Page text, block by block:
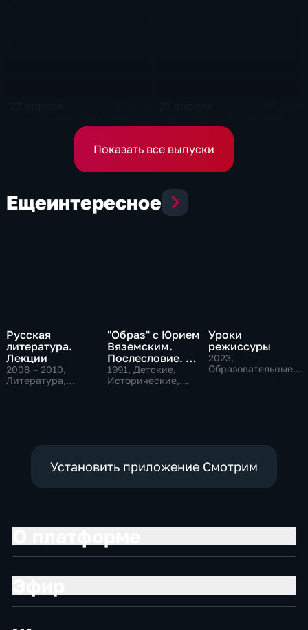
Показать все выпуски
Ещеинтересное
Русская
литература.
Лекции
2008 – 2010,
Литература,
"Образ" с Юрием
Вяземским.
Послесловие. О
Петре Великом
1991, Детские,
Исторические,
Уроки
режиссуры
2023,
Образовательные,
Установить приложение Смотрим